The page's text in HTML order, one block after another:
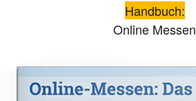
Handbuch:
Online Messen